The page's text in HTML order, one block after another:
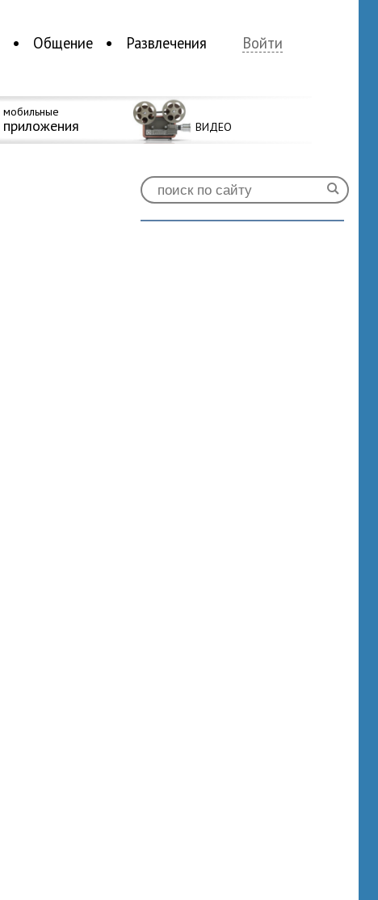
Общение Развлечения Войти
мобильные
приложения ВИДЕО